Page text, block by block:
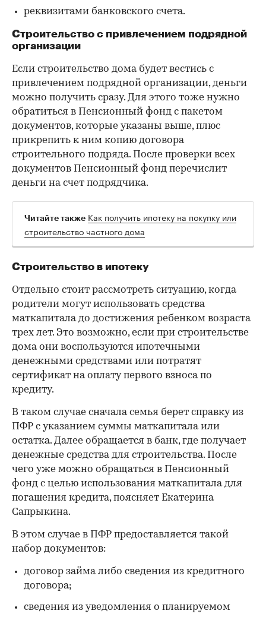
реквизитами банковского счета.
Строительство с привлечением подрядной
организации
Если строительство дома будет вестись с
привлечением подрядной организации, деньги
можно получить сразу. Для этого тоже нужно
обратиться в Пенсионный фонд с пакетом
документов, которые указаны выше, плюс
прикрепить к ним копию договора
строительного подряда. После проверки всех
документов Пенсионный фонд перечислит
деньги на счет подрядчика.
Читайте также Как получить ипотеку на покупку или
строительство частного дома
Строительство в ипотеку
Отдельно стоит рассмотреть ситуацию, когда
родители могут использовать средства
маткапитала до достижения ребенком возраста
трех лет. Это возможно, если при строительстве
дома они воспользуются ипотечными
денежными средствами или потратят
сертификат на оплату первого взноса по
кредиту.
В таком случае сначала семья берет справку из
ПФР с указанием суммы маткапитала или
остатка. Далее обращается в банк, где получает
денежные средства для строительства. После
чего уже можно обращаться в Пенсионный
фонд с целью использования маткапитала для
погашения кредита, поясняет Екатерина
Сапрыкина.
В этом случае в ПФР предоставляется такой
набор документов:
договор займа либо сведения из кредитного
договора;
сведения из уведомления о планируемом